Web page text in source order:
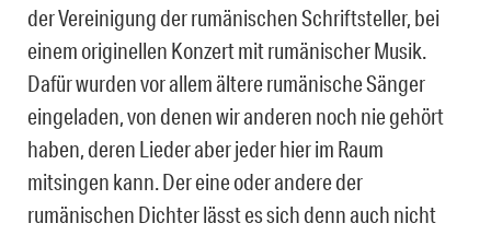
der Vereinigung der rumänischen Schriftsteller, bei
einem originellen Konzert mit rumänischer Musik.
Dafür wurden vor allem ältere rumänische Sänger
eingeladen, von denen wir anderen noch nie gehört
haben, deren Lieder aber jeder hier im Raum
mitsingen kann. Der eine oder andere der
rumänischen Dichter lässt es sich denn auch nicht